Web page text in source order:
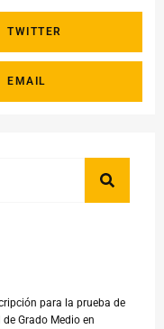
TWITTER
EMAIL
para la prueba de
Grado Medio en